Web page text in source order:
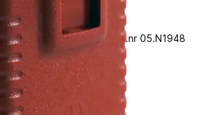
Vårt art.nr 05.N1948